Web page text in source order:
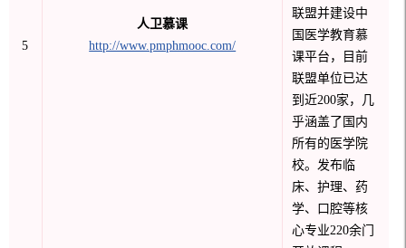
5
人卫慕课
http://www.pmphmooc.com/
联盟并建设中
国医学教育慕
课平台，目前
联盟单位已达
到近200家，几
乎涵盖了国内
所有的医学院
校。发布临
床、护理、药
学、口腔等核
心专业220余门